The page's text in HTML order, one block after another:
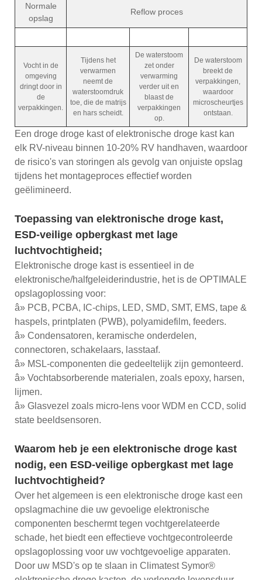
Normale
opslag
Reflow proces
Vocht in de
omgeving
dringt door in
de
verpakkingen.
Tijdens het
verwarmen
neemt de
waterstoomdruk
toe, die de matrijs
en hars scheidt.
De waterstoom
zet onder
verwarming
verder uit en
blaast de
verpakkingen
op.
De waterstoom
breekt de
verpakkingen,
waardoor
microscheurtjes
ontstaan.
Een droge droge kast of elektronische droge kast kan
elk RV-niveau binnen 10-20% RV handhaven, waardoor
de risico's van storingen als gevolg van onjuiste opslag
tijdens het montageproces effectief worden
geëlimineerd.
Toepassing van elektronische droge kast,
ESD-veilige opbergkast met lage
luchtvochtigheid;
Elektronische droge kast is essentieel in de
elektronische/halfgeleiderindustrie, het is de OPTIMALE
opslagoplossing voor:
â» PCB, PCBA, IC-chips, LED, SMD, SMT, EMS, tape &
haspels, printplaten (PWB), polyamidefilm, feeders.
â» Condensatoren, keramische onderdelen,
connectoren, schakelaars, lasstaaf.
â» MSL-componenten die gedeeltelijk zijn gemonteerd.
â» Vochtabsorberende materialen, zoals epoxy, harsen,
lijmen.
â» Glasvezel zoals micro-lens voor WDM en CCD, solid
state beeldsensoren.
Waarom heb je een elektronische droge kast
nodig, een ESD-veilige opbergkast met lage
luchtvochtigheid?
Over het algemeen is een elektronische droge kast een
opslagmachine die uw gevoelige elektronische
componenten beschermt tegen vochtgerelateerde
schade, het biedt een effectieve vochtgecontroleerde
opslagoplossing voor uw vochtgevoelige apparaten.
Door uw MSD's op te slaan in Climatest Symor®